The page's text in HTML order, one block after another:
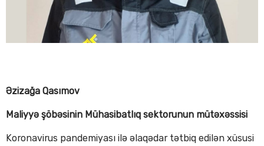
Əzizağa Qasımov
Maliyyə şöbəsinin Mühasibatlıq sektorunun mütəxəssisi
Koronavirus pandemiyası ilə əlaqədar tətbiq edilən xüsusi